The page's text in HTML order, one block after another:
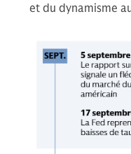
et du dynamisme